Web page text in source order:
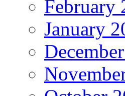
February
January